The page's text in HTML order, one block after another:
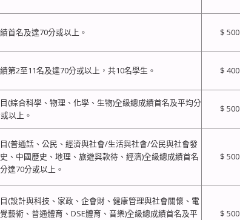
首名及達70分或以上。 $ 500
第2至11名及達70分或以上，共10名學生。 $ 400
(綜合科學、物理、化學、生物)全級總成績首名及平均分
以上。
$ 500
(普通話、公民、經濟與社會/生活與社會/公民與社會發
、中國歷史、地理、旅遊與款待、經濟)全級總成績首名
達70分或以上。
$ 500
(設計與科技、家政、企會財、健康管理與社會關懷、電
藝術、普通體育、DSE體育、音樂)全級總成績首名及平
$ 500